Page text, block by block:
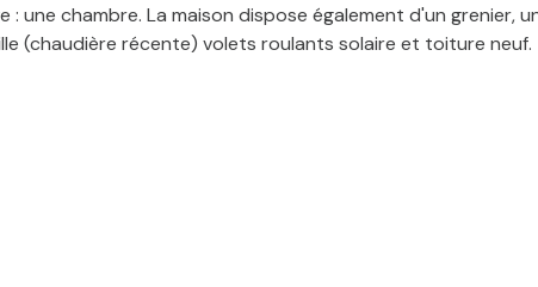
: une chambre. La maison dispose également d'un
(chaudière récente) volets roulants solaire et toiture neuf.